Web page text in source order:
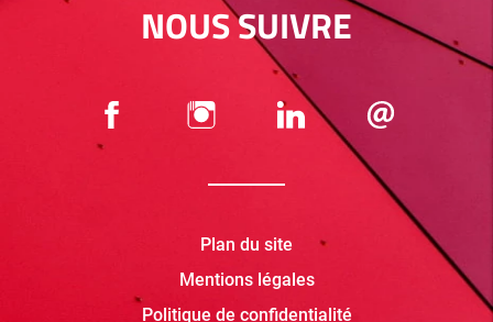
NOUS SUIVRE
Plan du site
Mentions légales
Politique de confidentialité